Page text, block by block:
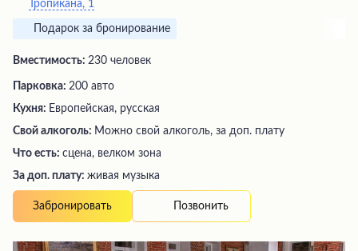
Тропикана, 1
Подарок за бронирование
Вместимость: 230 человек
Парковка: 200 авто
Кухня: Европейская, русская
Свой алкоголь: Можно свой алкоголь, за доп. плату
Что есть: сцена, велком зона
За доп. плату: живая музыка
Забронировать Позвонить